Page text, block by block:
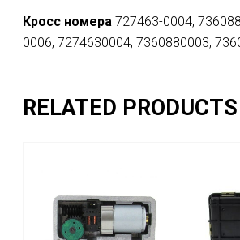
Кросс номера727463-0004,
0006, 7274630004, 7360880003,
RELATED PRODUCTS